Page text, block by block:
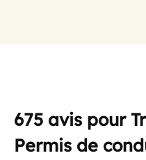
675 avis pour
Permis de